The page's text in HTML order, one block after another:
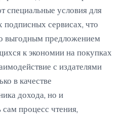
специальные условия для
сервисах, что
выгодным предложением
к экономии на покупках
с издателями
в качестве
дохода, но и
процесс чтения,